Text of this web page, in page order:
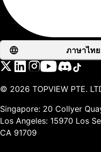
ภาษาไทย
© 2026 TOPVIEW PTE.
Singapore: 20 Collyer
Los Angeles: 15970 Los
CA 91709